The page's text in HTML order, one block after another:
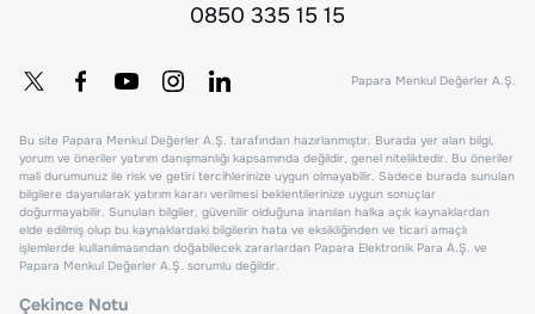
0850 335 15 15
Papara Menkul Değerler A.Ş.
Bu site Papara Menkul Değerler A.Ş. tarafından hazırlanmıştır. Burada yer alan bilgi,
yorum ve öneriler yatırım danışmanlığı kapsamında değildir, genel niteliktedir. Bu öneriler
mali durumunuz ile risk ve getiri tercihlerinize uygun olmayabilir. Sadece burada sunulan
bilgilere dayanılarak yatırım kararı verilmesi beklentilerinize uygun sonuçlar
doğurmayabilir. Sunulan bilgiler, güvenilir olduğuna inanılan halka açık kaynaklardan
elde edilmiş olup bu kaynaklardaki bilgilerin hata ve eksikliğinden ve ticari amaçlı
işlemlerde kullanılmasından doğabilecek zararlardan Papara Elektronik Para A.Ş. ve
Papara Menkul Değerler A.Ş. sorumlu değildir.
Çekince Notu